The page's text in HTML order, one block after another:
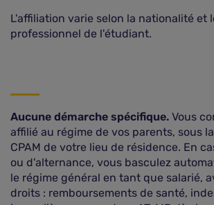
L'affiliation varie selon la nationalité et
professionnel de l'étudiant.
Aucune démarche spécifique. Vous
affilié au régime de vos parents, sous
CPAM de votre lieu de résidence. En
ou d'alternance, vous basculez
le régime général en tant que salarié,
droits : remboursements de santé,